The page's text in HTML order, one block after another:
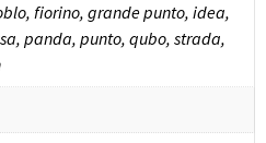
fiorino, grande punto, idea,
panda, punto, qubo, strada,